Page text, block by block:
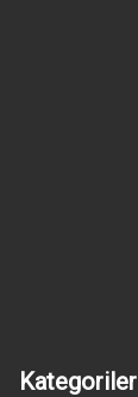
Kategoriler